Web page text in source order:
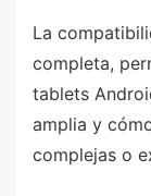
La
completa,
tablets
amplia y
complejas o